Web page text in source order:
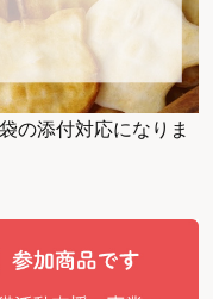
の添付対応になりま